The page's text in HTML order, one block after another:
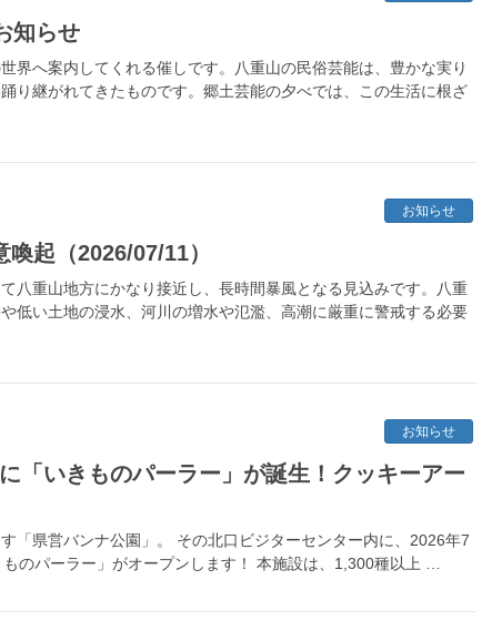
知らせ
界へ案内してくれる催しです。八重山の民俗芸能は、豊かな実り
り継がれてきたものです。郷土芸能の夕べでは、この生活に根ざ
お知らせ
起（2026/07/11）
八重山地方にかなり接近し、長時間暴風となる見込みです。八重
低い土地の浸水、河川の増水や氾濫、高潮に厳重に警戒する必要
お知らせ
「いきものパーラー」が誕生！クッキーアー
「県営バンナ公園」。 その北口ビジターセンター内に、2026年7
のパーラー」がオープンします！ 本施設は、1,300種以上 …